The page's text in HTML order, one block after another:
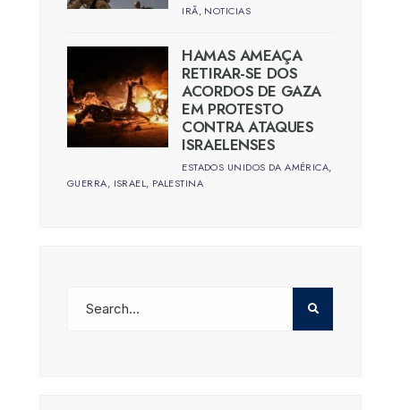
IRÃ, NOTICIAS
HAMAS AMEAÇA
RETIRAR-SE DOS
ACORDOS DE GAZA
EM PROTESTO
CONTRA ATAQUES
ISRAELENSES
ESTADOS UNIDOS DA AMÉRICA,
GUERRA, ISRAEL, PALESTINA